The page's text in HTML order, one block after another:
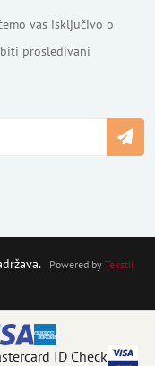
vas isključivo o
prosleđivani
Powered by Tekstil